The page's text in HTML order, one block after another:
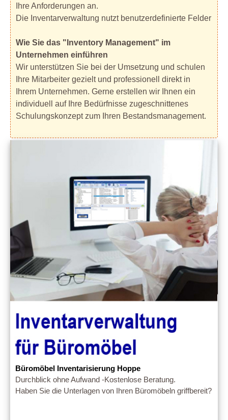
Ihre Anforderungen an.
Die Inventarverwaltung nutzt benutzerdefinierte Felder
Wie Sie das "Inventory Management" im
Unternehmen einführen
Wir unterstützen Sie bei der Umsetzung und schulen
Ihre Mitarbeiter gezielt und professionell direkt in
Ihrem Unternehmen. Gerne erstellen wir Ihnen ein
individuell auf Ihre Bedürfnisse zugeschnittenes
Schulungskonzept zum Ihren Bestandsmanagement.
Büromöbel Inventarisierung Hoppe
Durchblick ohne Aufwand -Kostenlose Beratung.
Haben Sie die Unterlagen von Ihren Büromöbeln griffbereit?